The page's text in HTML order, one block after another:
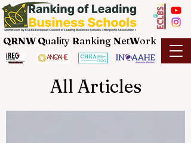
QRNW Quality Ranking NetWork
All Articles